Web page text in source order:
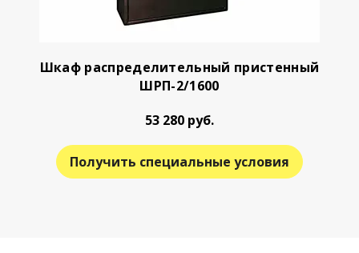
Шкаф распределительный пристенный
ШРП-2/1600
53 280 руб.
Получить специальные условия